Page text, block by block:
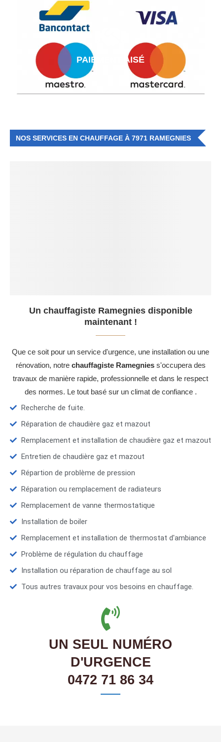
PAIEMENT AISÉ
NOS SERVICES EN CHAUFFAGE À 7971 RAMEGNIES
Un chauffagiste Ramegnies disponible
maintenant !
Que ce soit pour un service d'urgence, une installation ou une
rénovation, notre chauffagiste Ramegniess'occupera des
travaux de manière rapide, professionnelle et dans le respect
des normes. Le tout basé sur un climat de confiance .
Recherche de fuite.
Réparation de chaudière gaz et mazout
Remplacement et installation de chaudière gaz et mazout
Entretien de chaudière gaz et mazout
Répartion de problème de pression
Réparation ou remplacement de radiateurs
Remplacement de vanne thermostatique
Installation de boiler
Remplacement et installation de thermostat d'ambiance
Problème de régulation du chauffage
Installation ou réparation de chauffage au sol
Tous autres travaux pour vos besoins en chauffage.
UN SEUL NUMÉRO
D'URGENCE
0472 71 86 34